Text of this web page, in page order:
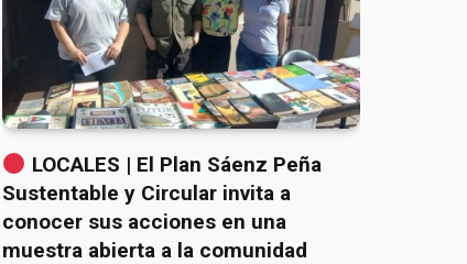
LOCALES | El Plan Sáenz Peña
Sustentable y Circular invita a
conocer sus acciones en una
muestra abierta a la comunidad